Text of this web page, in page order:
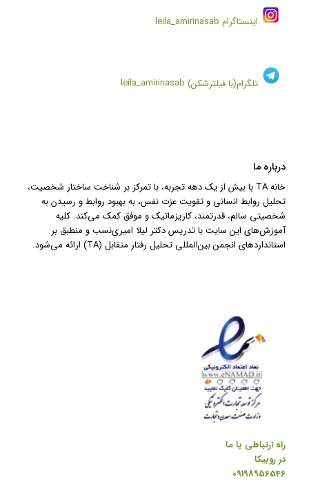
اینستاگرام leila_amirinasab
تلگرام(با فیلترشکن) leila_amirinasab
درباره ما
خانه TA با بیش از یک دهه تجربه، با تمرکز بر شناخت ساختار شخصیت،
تحلیل روابط انسانی و تقویت عزت نفس، به بهبود روابط و رسیدن به
شخصیتی سالم، قدرتمند، کاریزماتیک و موفق کمک می‌کند. کلیه
آموزش‌های این سایت با تدریس دکتر لیلا امیری‌نسب و منطبق بر
استانداردهای انجمن بین‌المللی تحلیل رفتار متقابل (TA) ارائه می‌شود.
راه ارتباطی با ما
در روبیکا
09198956546